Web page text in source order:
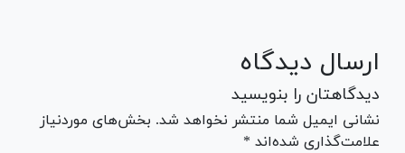
ارسال دیدگاه
دیدگاهتان را بنویسید
نشانی ایمیل شما منتشر نخواهد شد. بخش‌های موردنیاز
علامت‌گذاری شده‌اند *